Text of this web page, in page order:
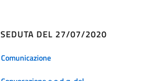
SEDUTA DEL 27/07/2020
Comunicazione